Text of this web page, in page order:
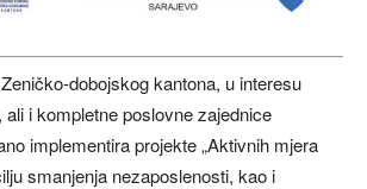
dobojskog kantona, u interesu
i kompletne poslovne zajednice
implementira projekte „Aktivnih mjera
smanjenja nezaposlenosti, kao i